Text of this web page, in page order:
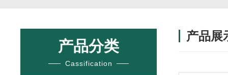
产品分类
Cassification
产品展